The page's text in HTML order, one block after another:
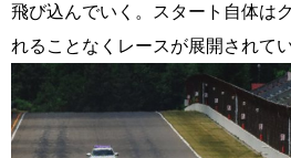
飛び込んでいく。スタート自体は
れることなくレースが展開されてい